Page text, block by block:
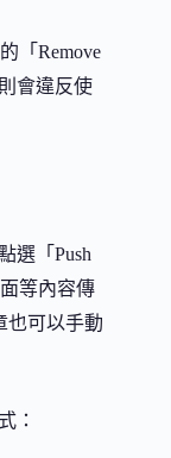
「Remove
會違反使
選「Push
等內容傳
也可以手動
：